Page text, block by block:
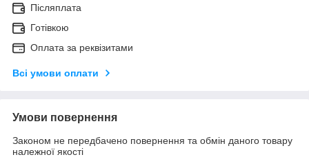
Післяплата
Готівкою
Оплата за реквізитами
Всі умови оплати
Умови повернення
Законом не передбачено повернення та обмін даного товару
належної якості